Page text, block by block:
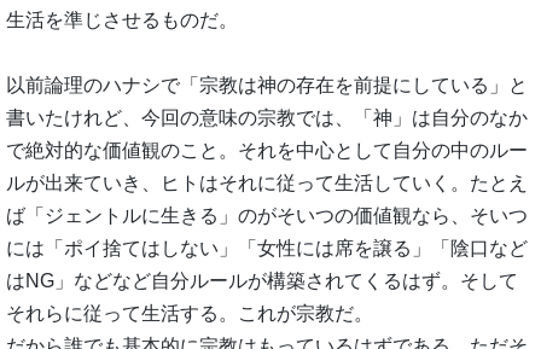
生活を準じさせるものだ。
以前論理のハナシで「宗教は神の存在を前提にしている」と
書いたけれど、今回の意味の宗教では、「神」は自分のなか
で絶対的な価値観のこと。それを中心として自分の中のルー
ルが出来ていき、ヒトはそれに従って生活していく。たとえ
ば「ジェントルに生きる」のがそいつの価値観なら、そいつ
には「ポイ捨てはしない」「女性には席を譲る」「陰口など
はNG」などなど自分ルールが構築されてくるはず。そして
それらに従って生活する。これが宗教だ。